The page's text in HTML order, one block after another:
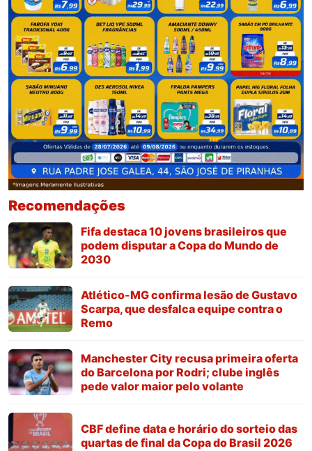
Recomendações
Fifa destaca 10 jovens brasileiros que
podem disputar a Copa do Mundo de
2030
Atlético-MG confirma lesão de Gustavo
Scarpa, que desfalca equipe contra o
Remo
Manchester City recusa primeira oferta
do Barcelona por Rodri; clube inglês
pede valor maior pelo volante
CBF define data e horário do sorteio das
quartas de final da Copa do Brasil 2026